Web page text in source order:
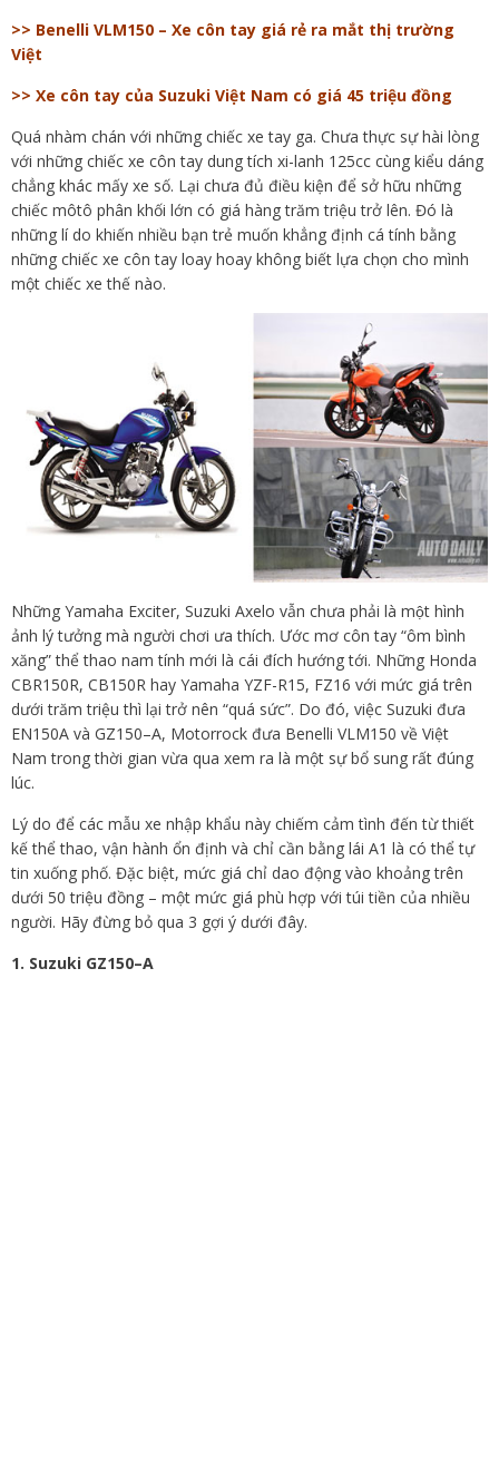
>> Benelli VLM150 – Xe côn tay giá rẻ ra mắt thị trường
Việt
>> Xe côn tay của Suzuki Việt Nam có giá 45 triệu đồng
Quá nhàm chán với những chiếc xe tay ga. Chưa thực sự hài lòng
với những chiếc xe côn tay dung tích xi-lanh 125cc cùng kiểu dáng
chẳng khác mấy xe số. Lại chưa đủ điều kiện để sở hữu những
chiếc môtô phân khối lớn có giá hàng trăm triệu trở lên. Đó là
những lí do khiến nhiều bạn trẻ muốn khẳng định cá tính bằng
những chiếc xe côn tay loay hoay không biết lựa chọn cho mình
một chiếc xe thế nào.
Những Yamaha Exciter, Suzuki Axelo vẫn chưa phải là một hình
ảnh lý tưởng mà người chơi ưa thích. Ước mơ côn tay “ôm bình
xăng” thể thao nam tính mới là cái đích hướng tới. Những Honda
CBR150R, CB150R hay Yamaha YZF-R15, FZ16 với mức giá trên
dưới trăm triệu thì lại trở nên “quá sức”. Do đó, việc Suzuki đưa
EN150A và GZ150–A, Motorrock đưa Benelli VLM150 về Việt
Nam trong thời gian vừa qua xem ra là một sự bổ sung rất đúng
lúc.
Lý do để các mẫu xe nhập khẩu này chiếm cảm tình đến từ thiết
kế thể thao, vận hành ổn định và chỉ cần bằng lái A1 là có thể tự
tin xuống phố. Đặc biệt, mức giá chỉ dao động vào khoảng trên
dưới 50 triệu đồng – một mức giá phù hợp với túi tiền của nhiều
người. Hãy đừng bỏ qua 3 gợi ý dưới đây.
1. Suzuki GZ150–A